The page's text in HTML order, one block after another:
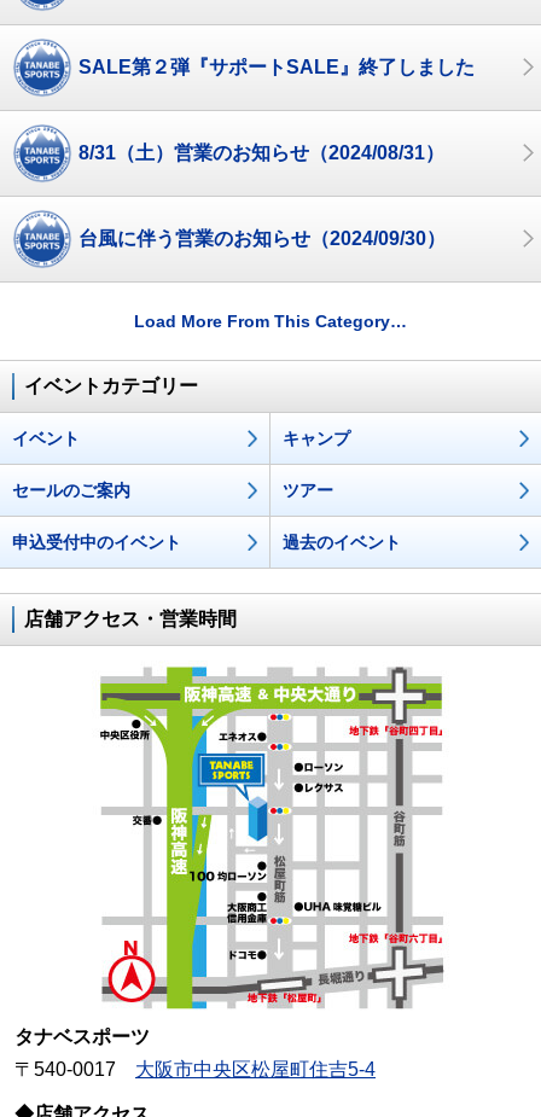
SALE第２弾『サポートSALE』終了しました
8/31（土）営業のお知らせ（2024/08/31）
台風に伴う営業のお知らせ（2024/09/30）
Load More From This Category…
イベントカテゴリー
イベント キャンプ
セールのご案内 ツアー
申込受付中のイベント 過去のイベント
店舗アクセス・営業時間
タナベスポーツ
〒540-0017 大阪市中央区松屋町住吉5-4